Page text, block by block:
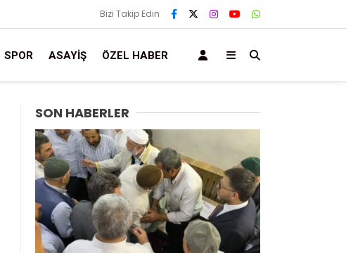
Bizi Takip Edin
SPOR ASAYIŞ ÖZEL HABER
SON HABERLER